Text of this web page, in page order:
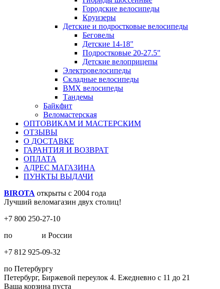
Городские велосипеды
Круизеры
Детские и подростковые велосипеды
Беговелы
Детские 14-18"
Подростковые 20-27.5"
Детские велоприцепы
Электровелосипеды
Складные велосипеды
BMX велосипеды
Тандемы
Байкфит
Веломастерская
ОПТОВИКАМ И МАСТЕРСКИМ
ОТЗЫВЫ
О ДОСТАВКЕ
ГАРАНТИЯ И ВОЗВРАТ
ОПЛАТА
АДРЕС МАГАЗИНА
ПУНКТЫ ВЫДАЧИ
BIROTA открыты с 2004 года
Лучший веломагазин двух столиц!
+7 800 250-27-10
по
и России
+7 812 925-09-32
по Петербургу
Петербург, Биржевой переулок 4. Ежедневно с 11 до 21
Ваша корзина пуста